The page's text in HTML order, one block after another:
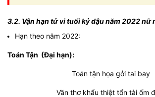
3.2. Vận hạn tử vi tuổi kỷ dậu năm 2022 nữ
Hạn theo năm 2022:
Toán Tận (Đại hạn):
Toán tận họa gởi tai bay
Văn thơ khẩu thiệt tổn tài ốm